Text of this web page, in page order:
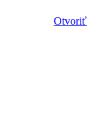
Otvoriť